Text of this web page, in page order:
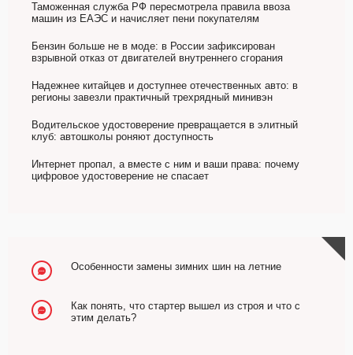
Таможенная служба РФ пересмотрела правила ввоза
машин из ЕАЭС и начисляет пени покупателям
Бензин больше не в моде: в России зафиксирован
взрывной отказ от двигателей внутреннего сгорания
Надежнее китайцев и доступнее отечественных авто: в
регионы завезли практичный трехрядный минивэн
Водительское удостоверение превращается в элитный
клуб: автошколы роняют доступность
Интернет пропал, а вместе с ним и ваши права: почему
цифровое удостоверение не спасает
Особенности замены зимних шин на летние
Как понять, что стартер вышел из строя и что с
этим делать?